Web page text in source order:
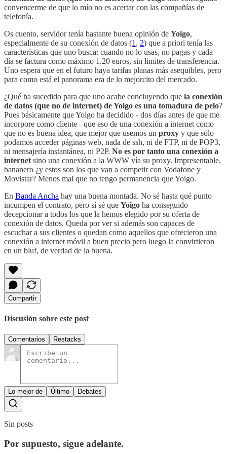
convencerme de que lo mío no es acertar con las compañías de
telefonía.
Os cuento, servidor tenía bastante buena opinión de Yoigo,
especialmente de su conexión de datos (1 , 2) que a priori tenía las
características que uno busca: cuando no lo usas, no pagas y cada
día se factura como máximo 1.20 euros, sin límites de transferencia.
Uno espera que en el futuro haya tarifas planas más asequibles, pero
para como está el panorama era de lo mejorcito del mercado.
¿Qué ha sucedido para que uno acabe concluyendo que la conexión
de datos (que no de internet) de Yoigo es una tomadura de pelo?
Pues básicamente que Yoigo ha decidido - dos días antes de que me
incorpore como cliente - que eso de una conexión a internet como
que no es buena idea, que mejor que usemos un proxy y que sólo
podamos acceder páginas web, nada de ssh, ni de FTP, ni de POP3,
ni mensajería instantánea, ni P2P. No es por tanto una conexión a
internet sino una conexión a la WWW vía su proxy. Impresentable,
bananero ¿y estos son los que van a competir con Vodafone y
Movistar? Menos mal que no tengo permanencia que Yoigo.
En Banda Ancha hay una buena montada. No sé hasta qué punto
incumpen el contrato, pero sí sé que Yoigo ha conseguido
decepcionar a todos los que la hemos elegido por su oferta de
conexión de datos. Queda por ver si además son capaces de
escuchar a sus clientes o quedan como aquellos que ofrecieron una
conexión a internet móvil a buen precio pero luego la convirtieron
en un bluf, de verdad de la buena.
Compartir
Discusión sobre este post
Comentarios Restacks
Lo mejor de Último Debates
Sin posts
Por supuesto, sigue adelante.